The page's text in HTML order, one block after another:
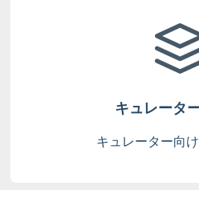
キュレータ
キュレーター向